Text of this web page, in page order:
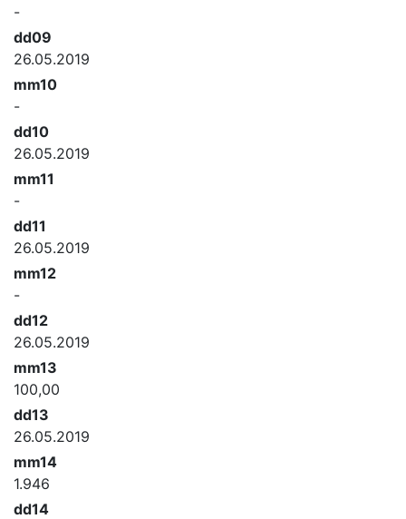
-
dd09
26.05.2019
mm10
-
dd10
26.05.2019
mm11
-
dd11
26.05.2019
mm12
-
dd12
26.05.2019
mm13
100,00
dd13
26.05.2019
mm14
1.946
dd14